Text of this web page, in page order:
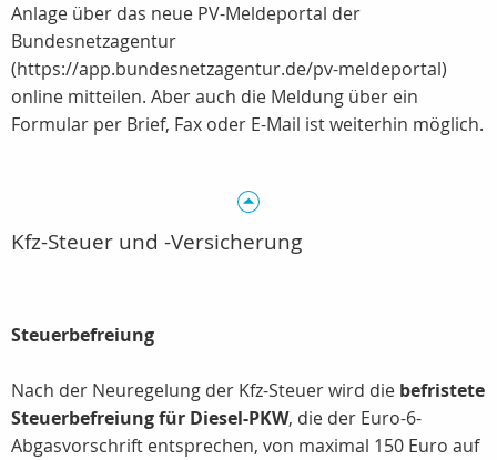
Anlage über das neue PV-Meldeportal der
Bundesnetzagentur
(https://app.bundesnetzagentur.de/pv-meldeportal)
online mitteilen. Aber auch die Meldung über ein
Formular per Brief, Fax oder E-Mail ist weiterhin möglich.
Kfz-Steuer und -Versicherung
Steuerbefreiung
Nach der Neuregelung der Kfz-Steuer wird die befristete
Steuerbefreiung für Diesel-PKW, die der Euro-6-
Abgasvorschrift entsprechen, von maximal 150 Euro auf